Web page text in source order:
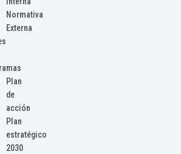
Normativa
Externa
Plan
de
acción
Plan
estratégico
2030